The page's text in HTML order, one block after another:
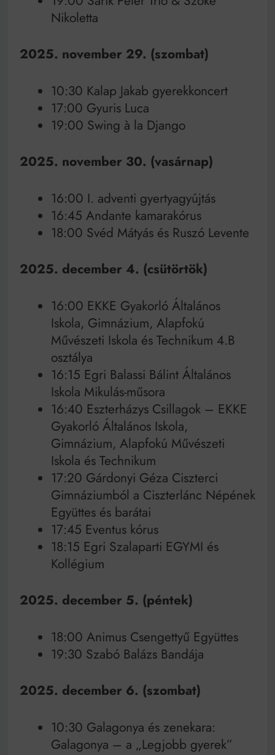
Nikoletta
2025. november 29. (szombat)
10:30 Kalap Jakab gyerekkoncert
17:00 Gyuris Luca
19:00 Swing à la Django
2025. november 30. (vasárnap)
16:00 I. adventi gyertyagyújtás
16:45 Andante kamarakórus
18:00 Svéd Mátyás és Ruszó Levente
2025. december 4. (csütörtök)
16:00 EKKE Gyakorló Általános
Iskola, Gimnázium, Alapfokú
Művészeti Iskola és Technikum 4.B
osztálya
16:15 Egri Balassi Bálint Általános
Iskola Mikulás-műsora
16:40 Eszterházys Csillagok – EKKE
Gyakorló Általános Iskola,
Gimnázium, Alapfokú Művészeti
Iskola és Technikum
17:20 Gárdonyi Géza Ciszterci
Gimnáziumból a Ciszterlánc Népének
Együttes és barátai
17:45 Eventus kórus
18:15 Egri Szalaparti EGYMI és
Kollégium
2025. december 5. (péntek)
18:00 Animus Csengettyű Együttes
19:30 Szabó Balázs Bandája
2025. december 6. (szombat)
10:30 Galagonya és zenekara:
Galagonya – a „Legjobb gyerek”